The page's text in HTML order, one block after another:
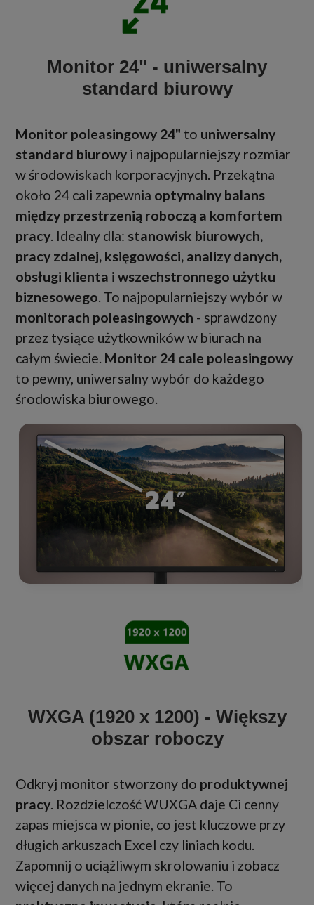
Monitor 24" - uniwersalny
standard biurowy
Monitor poleasingowy 24" to uniwersalny
standard biurowy i najpopularniejszy rozmiar
w środowiskach korporacyjnych. Przekątna
około 24 cali zapewnia optymalny balans
między przestrzenią roboczą a komfortem
pracy. Idealny dla: stanowisk biurowych,
pracy zdalnej, księgowości, analizy danych,
obsługi klienta i wszechstronnego użytku
biznesowego. To najpopularniejszy wybór w
monitorach poleasingowych - sprawdzony
przez tysiące użytkowników w biurach na
całym świecie. Monitor 24 cale poleasingowy
to pewny, uniwersalny wybór do każdego
środowiska biurowego.
WXGA (1920 x 1200) - Większy
obszar roboczy
Odkryj monitor stworzony do produktywnej
pracy . Rozdzielczość WUXGA daje Ci cenny
zapas miejsca w pionie, co jest kluczowe przy
długich arkuszach Excel czy liniach kodu.
Zapomnij o uciążliwym skrolowaniu i zobacz
więcej danych na jednym ekranie. To